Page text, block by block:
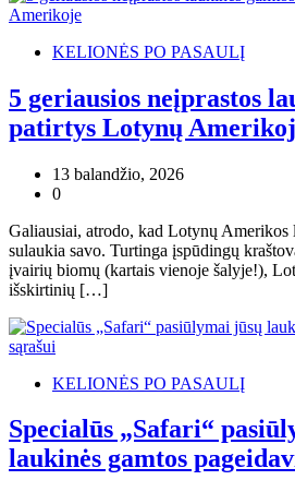
KELIONĖS PO PASAULĮ
5 geriausios neįprastos
patirtys Lotynų
13 balandžio, 2026
0
Galiausiai, atrodo, kad Lotynų Amerikos
sulaukia savo. Turtinga įspūdingų
įvairių biomų (kartais vienoje šalyje!),
išskirtinių […]
KELIONĖS PO PASAULĮ
Specialūs „Safari“
laukinės gamtos